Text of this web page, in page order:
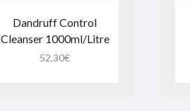
Dandruff Control
Cleanser 1000ml/Litre
52,30€